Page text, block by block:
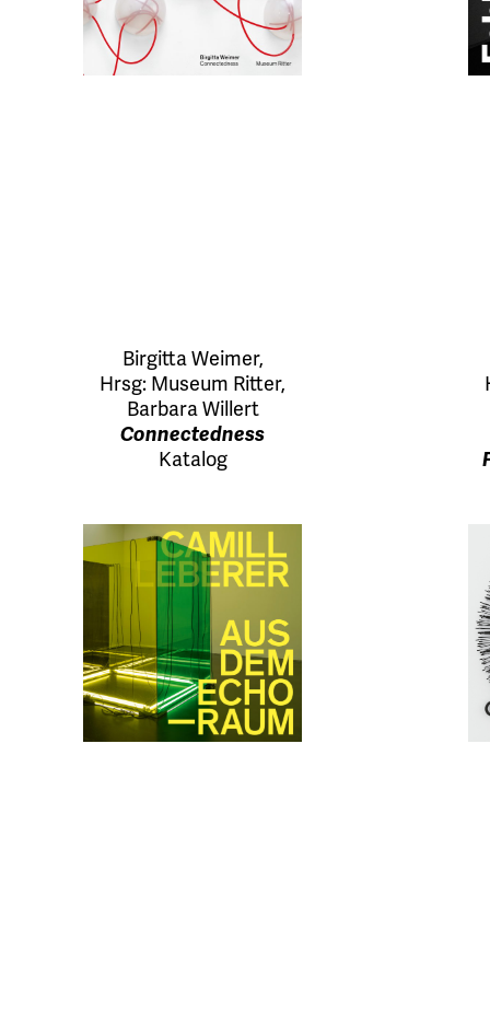
Birgitta Weimer,
Hrsg: Museum Ritter,
Barbara Willert
Connectedness
Katalog